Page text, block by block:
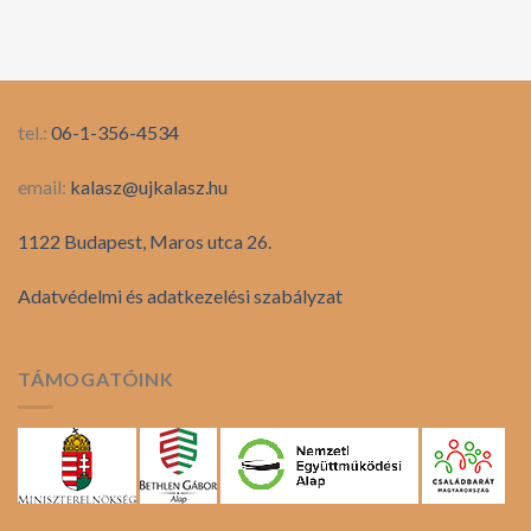
tel.: 06-1-356-4534
email: kalasz@ujkalasz.hu
1122 Budapest, Maros utca 26.
Adatvédelmi és adatkezelési szabályzat
TÁMOGATÓINK